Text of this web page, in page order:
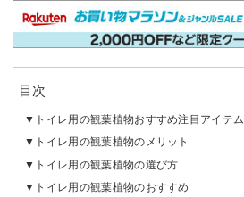
目次
トイレ用の観葉植物おすすめ注目アイテム
トイレ用の観葉植物のメリット
トイレ用の観葉植物の選び方
トイレ用の観葉植物のおすすめ